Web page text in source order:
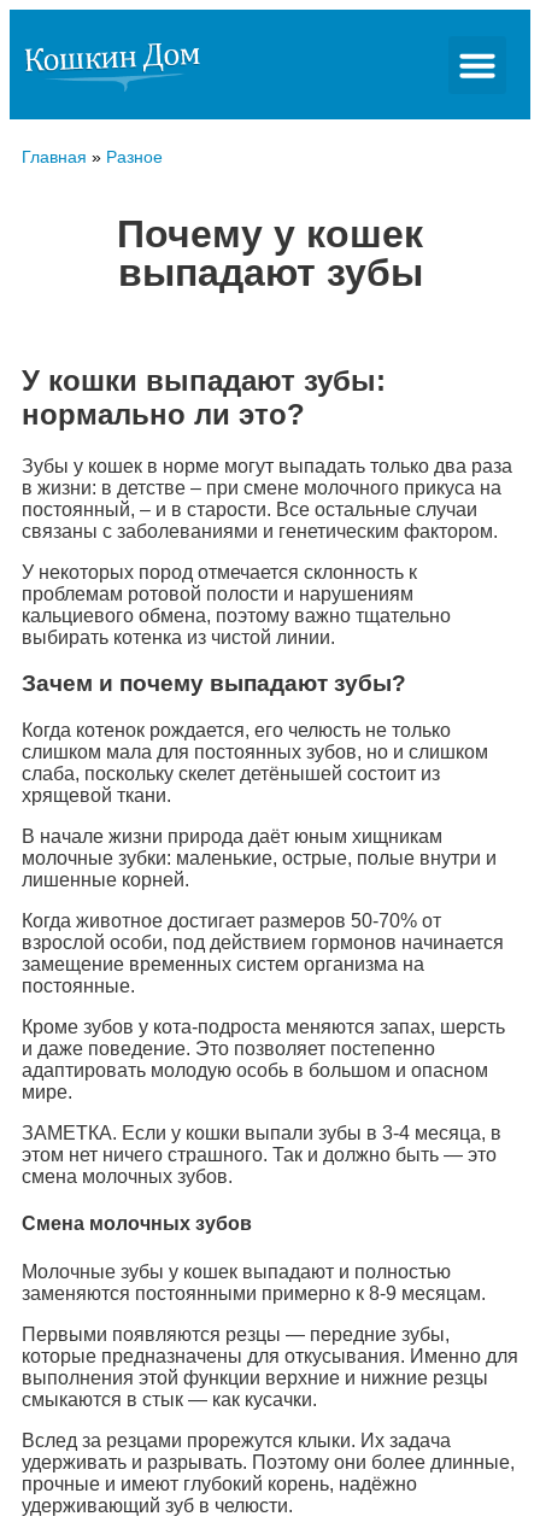
Главная » Разное
Почему у кошек
выпадают зубы
У кошки выпадают зубы:
нормально ли это?
Зубы у кошек в норме могут выпадать только два раза
в жизни: в детстве – при смене молочного прикуса на
постоянный, – и в старости. Все остальные случаи
связаны с заболеваниями и генетическим фактором.
У некоторых пород отмечается склонность к
проблемам ротовой полости и нарушениям
кальциевого обмена, поэтому важно тщательно
выбирать котенка из чистой линии.
Зачем и почему выпадают зубы?
Когда котенок рождается, его челюсть не только
слишком мала для постоянных зубов, но и слишком
слаба, поскольку скелет детёнышей состоит из
хрящевой ткани.
В начале жизни природа даёт юным хищникам
молочные зубки: маленькие, острые, полые внутри и
лишенные корней.
Когда животное достигает размеров 50-70% от
взрослой особи, под действием гормонов начинается
замещение временных систем организма на
постоянные.
Кроме зубов у кота-подроста меняются запах, шерсть
и даже поведение. Это позволяет постепенно
адаптировать молодую особь в большом и опасном
мире.
ЗАМЕТКА. Если у кошки выпали зубы в 3-4 месяца, в
этом нет ничего страшного. Так и должно быть — это
смена молочных зубов.
Смена молочных зубов
Молочные зубы у кошек выпадают и полностью
заменяются постоянными примерно к 8-9 месяцам.
Первыми появляются резцы — передние зубы,
которые предназначены для откусывания. Именно для
выполнения этой функции верхние и нижние резцы
смыкаются в стык — как кусачки.
Вслед за резцами прорежутся клыки. Их задача
удерживать и разрывать. Поэтому они более длинные,
прочные и имеют глубокий корень, надёжно
удерживающий зуб в челюсти.